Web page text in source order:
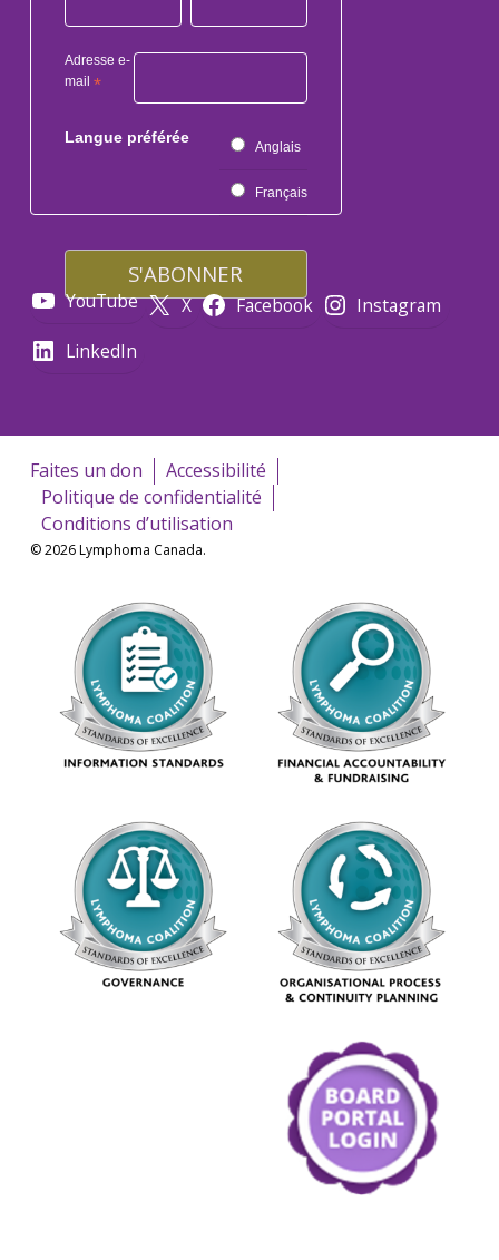
Adresse e-
mail *
Langue préférée
Anglais
Français
YouTube X Facebook
Instagram
LinkedIn
Faites un don
Accessibilité
Politique de confidentialité
Conditions d’utilisation
© 2026 Lymphoma Canada.